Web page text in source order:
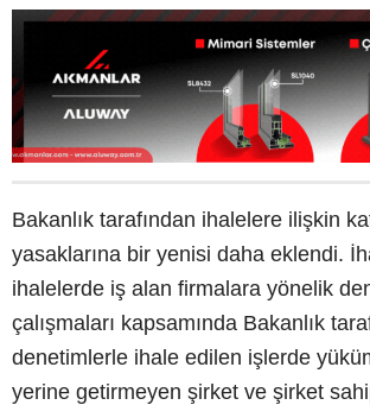
Bakanlık tarafından ihalelere ilişkin
yasaklarına bir yenisi daha eklendi.
ihalelerde iş alan firmalara yönelik
çalışmaları kapsamında Bakanlık
denetimlerle ihale edilen işlerde
yerine getirmeyen şirket ve şirket